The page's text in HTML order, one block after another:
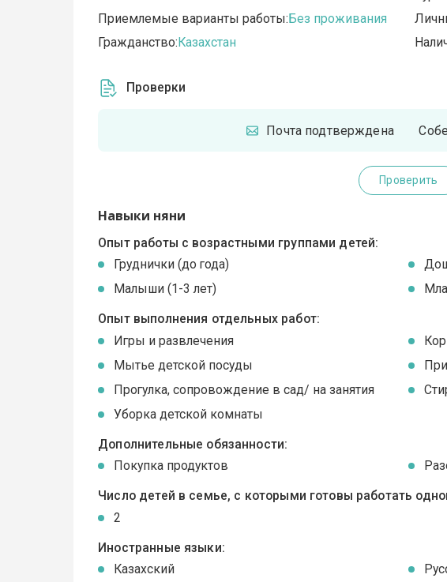
Приемлемые варианты работы:Без проживания
Гражданство:Казахстан
Проверки
Почта подтверждена
Проверить
Навыки няни
Опыт работы с возрастными группами детей:
Груднички (до года)
Малыши (1-3 лет)
Опыт выполнения отдельных работ:
Игры и развлечения
Мытье детской посуды
Прогулка, сопровождение в сад/ на занятия
Уборка детской комнаты
Дополнительные обязанности:
Покупка продуктов
Число детей в семье, с которыми готовы работать
2
Иностранные языки:
Казахский